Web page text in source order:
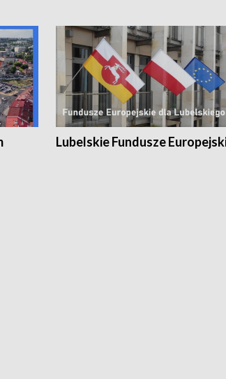
Lubelskie Fundusze